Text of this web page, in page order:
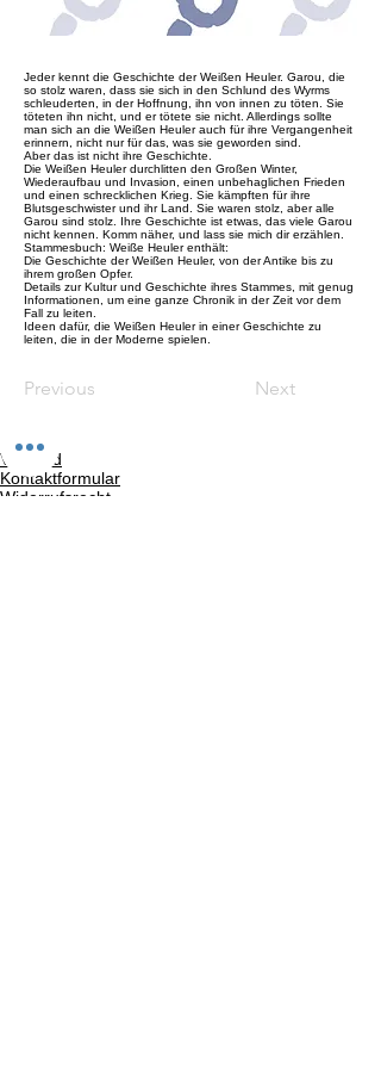
Jeder kennt die Geschichte der Weißen Heuler. Garou, die
so stolz waren, dass sie sich in den Schlund des Wyrms
schleuderten, in der Hoffnung, ihn von innen zu töten. Sie
töteten ihn nicht, und er tötete sie nicht. Allerdings sollte
man sich an die Weißen Heuler auch für ihre Vergangenheit
erinnern, nicht nur für das, was sie geworden sind.
Aber das ist nicht ihre Geschichte.
Die Weißen Heuler durchlitten den Großen Winter,
Wiederaufbau und Invasion, einen unbehaglichen Frieden
und einen schrecklichen Krieg. Sie kämpften für ihre
Blutsgeschwister und ihr Land. Sie waren stolz, aber alle
Garou sind stolz. Ihre Geschichte ist etwas, das viele Garou
nicht kennen. Komm näher, und lass sie mich dir erzählen.
Stammesbuch: Weiße Heuler enthält:
Die Geschichte der Weißen Heuler, von der Antike bis zu
ihrem großen Opfer.
Details zur Kultur und Geschichte ihres Stammes, mit genug
Informationen, um eine ganze Chronik in der Zeit vor dem
Fall zu leiten.
Ideen dafür, die Weißen Heuler in einer Geschichte zu
leiten, die in der Moderne spielen.
Previous Next
Versand
Kontaktformular
Widerrufsrecht